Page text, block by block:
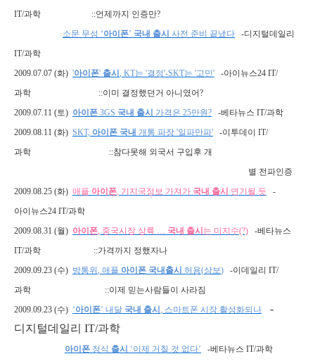
IT/과학 ::언제까지 인증만?
소문 무성 ‘아이폰’ 국내 출시 사전 준비 끝냈다 -디지털데일리
IT/과학
2009.07.07 (화) '아이폰' 출시 , KT는 '결정'-SKT는 '고민' -아이뉴스24 IT/
과학 ::이미 결정했던거 아니였어?
2009.07.11 (토) 아이폰 3GS 국내 출시 가격은 25만원? -베타뉴스 IT/과학
2009.08.11 (화) SKT, 아이폰 국내 개통 파장 '일파만파' -이투데이 IT/
과학 ::참다못해 외국서 구입후 개
별 전파인증
2009.08.25 (화) 애플 아이폰, 기지국정보 가져가 국내 출시 연기될 듯 -
아이뉴스24 IT/과학
2009.08.31 (월) 아이폰, 중국시장 상륙 … 국내 출시 는 미지수(?) -베타뉴스
IT/과학 ::가격까지 정했자나
2009.09.23 (수) 방통위 , 애플 아이폰 국내출시 허용(상보) -이데일리 IT/
과학 ::이제 믿는사람들이 사라짐
2009.09.23 (수) ‘아이폰’ 내달 국내 출시 , 스마트폰 시장 활성화되나
-
디지털데일리 IT/과학
아이폰 정식 출시 ‘이제 거칠 것 없다’ -베타뉴스 IT/과학